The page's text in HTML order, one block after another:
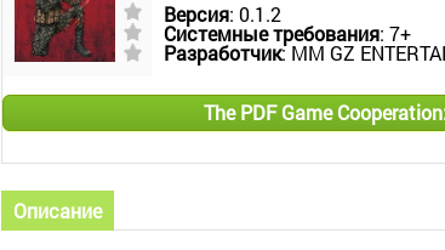
Версия: 0.1.2
Системные требования: 7+
Разработчик: MM GZ
The PDF Game
Описание